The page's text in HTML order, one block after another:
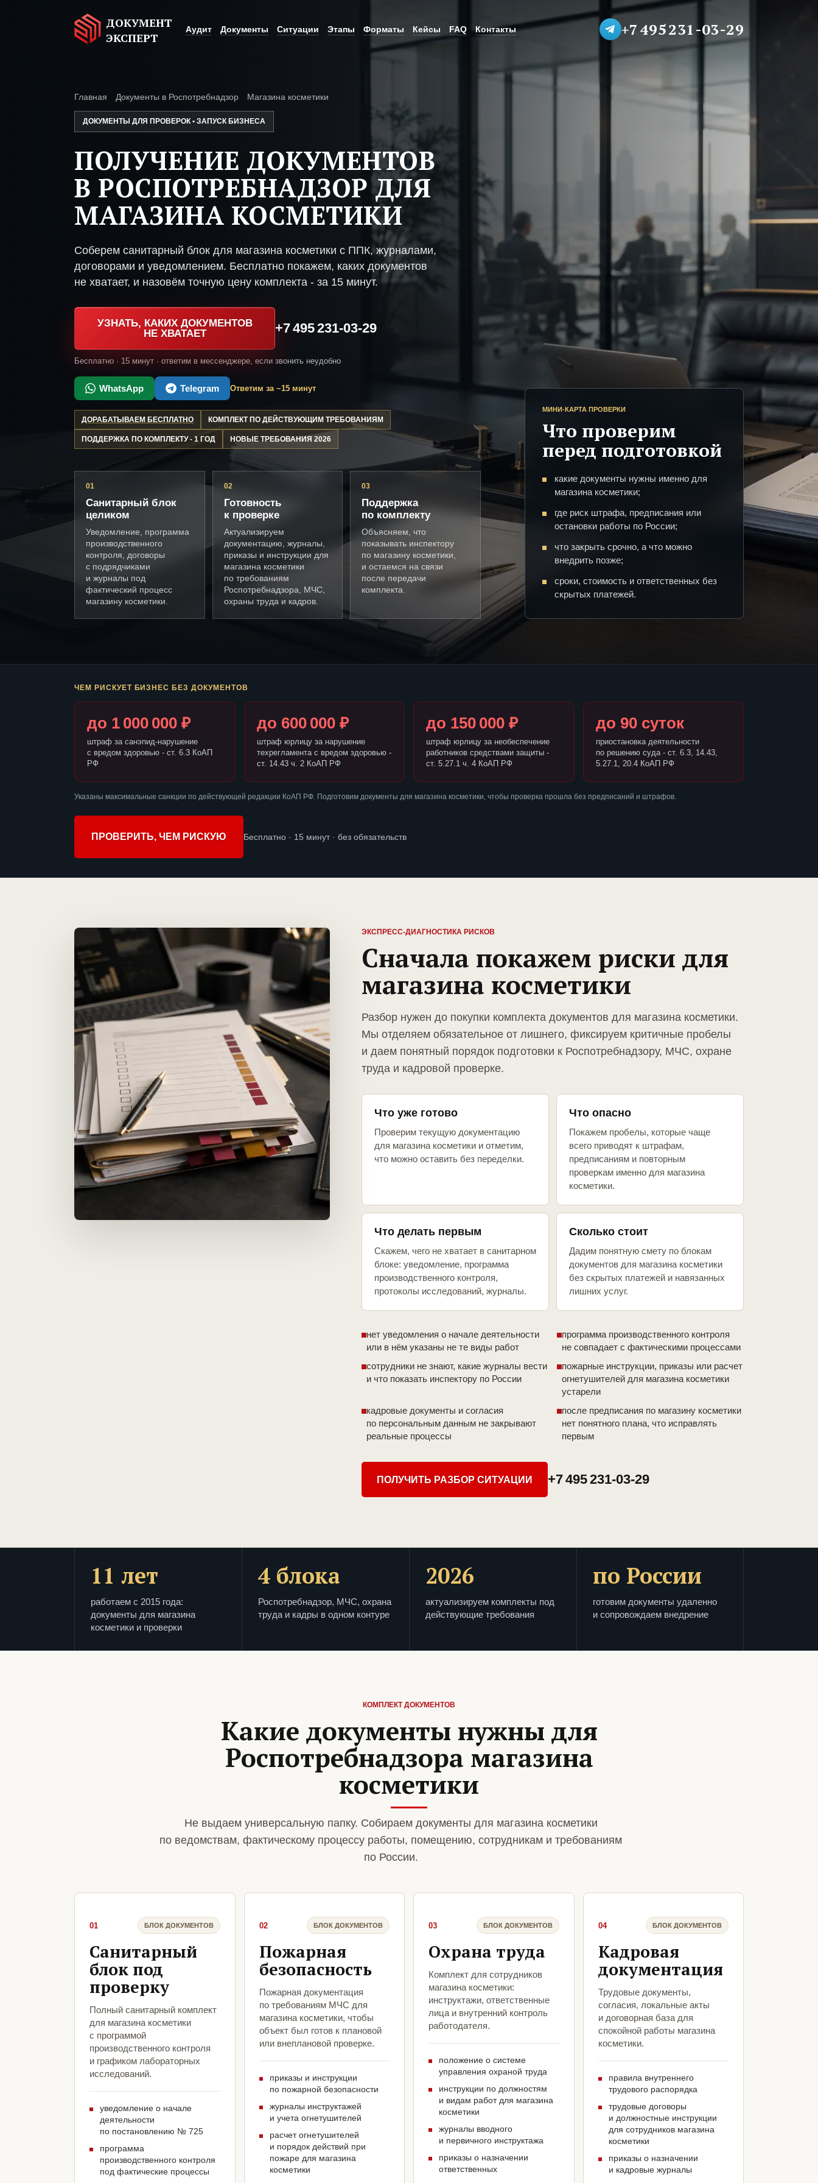
ДОКУМЕНТ
ЭКСПЕРТ
Аудит Документы Ситуации Этапы Форматы Кейсы FAQ Контакты +7 495 231-03-29
Главная Документы в Роспотребнадзор Магазина косметики
ДОКУМЕНТЫ ДЛЯ ПРОВЕРОК • ЗАПУСК БИЗНЕСА
ПОЛУЧЕНИЕ ДОКУМЕНТОВ
В РОСПОТРЕБНАДЗОР ДЛЯ
МАГАЗИНА КОСМЕТИКИ
Соберем санитарный блок для магазина косметики с ППК, журналами,
договорами и уведомлением. Бесплатно покажем, каких документов
не хватает, и назовём точную цену комплекта - за 15 минут.
УЗНАТЬ, КАКИХ ДОКУМЕНТОВ
НЕ ХВАТАЕТ
+7 495 231-03-29
Бесплатно · 15 минут · ответим в мессенджере, если звонить неудобно
WhatsApp Telegram Ответим за ~15 минут
ДОРАБАТЫВАЕМ БЕСПЛАТНО КОМПЛЕКТ ПО ДЕЙСТВУЮЩИМ ТРЕБОВАНИЯМ
ПОДДЕРЖКА ПО КОМПЛЕКТУ - 1 ГОД НОВЫЕ ТРЕБОВАНИЯ 2026
01
Санитарный блок
целиком
Уведомление, программа
производственного
контроля, договоры
с подрядчиками
и журналы под
фактический процесс
магазину косметики.
02
Готовность
к проверке
Актуализируем
документацию, журналы,
приказы и инструкции для
магазина косметики
по требованиям
Роспотребнадзора, МЧС,
охраны труда и кадров.
03
Поддержка
по комплекту
Объясняем, что
показывать инспектору
по магазину косметики,
и остаемся на связи
после передачи
комплекта.
МИНИ-КАРТА ПРОВЕРКИ
Что проверим
перед подготовкой
какие документы нужны именно для
магазина косметики;
где риск штрафа, предписания или
остановки работы по России;
что закрыть срочно, а что можно
внедрить позже;
сроки, стоимость и ответственных без
скрытых платежей.
ЧЕМ РИСКУЕТ БИЗНЕС БЕЗ ДОКУМЕНТОВ
до 1 000 000 ₽
штраф за санэпид-нарушение
с вредом здоровью - ст. 6.3 КоАП
РФ
до 600 000 ₽
штраф юрлицу за нарушение
техрегламента с вредом здоровью -
ст. 14.43 ч. 2 КоАП РФ
до 150 000 ₽
штраф юрлицу за необеспечение
работников средствами защиты -
ст. 5.27.1 ч. 4 КоАП РФ
до 90 суток
приостановка деятельности
по решению суда - ст. 6.3, 14.43,
5.27.1, 20.4 КоАП РФ
Указаны максимальные санкции по действующей редакции КоАП РФ. Подготовим документы для магазина косметики, чтобы проверка прошла без предписаний и штрафов.
ПРОВЕРИТЬ, ЧЕМ РИСКУЮ Бесплатно · 15 минут · без обязательств
ЭКСПРЕСС-ДИАГНОСТИКА РИСКОВ
Сначала покажем риски для
магазина косметики
Разбор нужен до покупки комплекта документов для магазина косметики.
Мы отделяем обязательное от лишнего, фиксируем критичные пробелы
и даем понятный порядок подготовки к Роспотребнадзору, МЧС, охране
труда и кадровой проверке.
Что уже готово
Проверим текущую документацию
для магазина косметики и отметим,
что можно оставить без переделки.
Что опасно
Покажем пробелы, которые чаще
всего приводят к штрафам,
предписаниям и повторным
проверкам именно для магазина
косметики.
Что делать первым
Скажем, чего не хватает в санитарном
блоке: уведомление, программа
производственного контроля,
протоколы исследований, журналы.
Сколько стоит
Дадим понятную смету по блокам
документов для магазина косметики
без скрытых платежей и навязанных
лишних услуг.
нет уведомления о начале деятельности
или в нём указаны не те виды работ
программа производственного контроля
не совпадает с фактическими процессами
сотрудники не знают, какие журналы вести
и что показать инспектору по России
пожарные инструкции, приказы или расчет
огнетушителей для магазина косметики
устарели
кадровые документы и согласия
по персональным данным не закрывают
реальные процессы
после предписания по магазину косметики
нет понятного плана, что исправлять
первым
ПОЛУЧИТЬ РАЗБОР СИТУАЦИИ +7 495 231-03-29
11 лет
работаем с 2015 года:
документы для магазина
косметики и проверки
4 блока
Роспотребнадзор, МЧС, охрана
труда и кадры в одном контуре
2026
актуализируем комплекты под
действующие требования
по России
готовим документы удаленно
и сопровождаем внедрение
КОМПЛЕКТ ДОКУМЕНТОВ
Какие документы нужны для
Роспотребнадзора магазина
косметики
Не выдаем универсальную папку. Собираем документы для магазина косметики
по ведомствам, фактическому процессу работы, помещению, сотрудникам и требованиям
по России.
01 БЛОК ДОКУМЕНТОВ
Санитарный
блок под
проверку
Полный санитарный комплект
для магазина косметики
с программой
производственного контроля
и графиком лабораторных
исследований.
уведомление о начале
деятельности
по постановлению № 725
программа
производственного контроля
под фактические процессы
02 БЛОК ДОКУМЕНТОВ
Пожарная
безопасность
Пожарная документация
по требованиям МЧС для
магазина косметики, чтобы
объект был готов к плановой
или внеплановой проверке.
приказы и инструкции
по пожарной безопасности
журналы инструктажей
и учета огнетушителей
расчет огнетушителей
и порядок действий при
пожаре для магазина
косметики
03 БЛОК ДОКУМЕНТОВ
Охрана труда
Комплект для сотрудников
магазина косметики:
инструктажи, ответственные
лица и внутренний контроль
работодателя.
положение о системе
управления охраной труда
инструкции по должностям
и видам работ для магазина
косметики
журналы вводного
и первичного инструктажа
приказы о назначении
ответственных
04 БЛОК ДОКУМЕНТОВ
Кадровая
документация
Трудовые документы,
согласия, локальные акты
и договорная база для
спокойной работы магазина
косметики.
правила внутреннего
трудового распорядка
трудовые договоры
и должностные инструкции
для сотрудников магазина
косметики
приказы о назначении
и кадровые журналы